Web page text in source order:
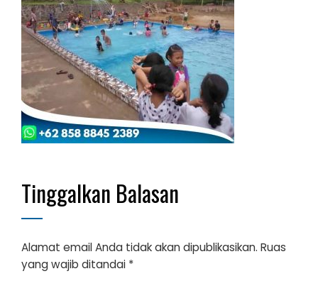
Tinggalkan Balasan
Alamat email Anda tidak akan dipublikasikan. Ruas
yang wajib ditandai *